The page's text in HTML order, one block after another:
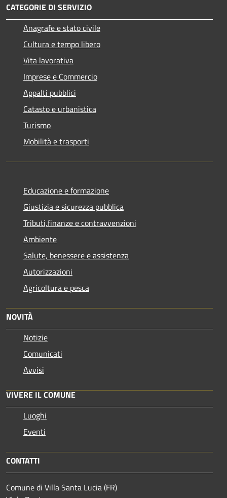
CATEGORIE DI SERVIZIO
Anagrafe e stato civile
Cultura e tempo libero
Vita lavorativa
Imprese e Commercio
Appalti pubblici
Catasto e urbanistica
Turismo
Mobilità e trasporti
Educazione e formazione
Giustizia e sicurezza pubblica
Tributi,finanze e contravvenzioni
Ambiente
Salute, benessere e assistenza
Autorizzazioni
Agricoltura e pesca
NOVITÀ
Notizie
Comunicati
Avvisi
VIVERE IL COMUNE
Luoghi
Eventi
CONTATTI
Comune di Villa Santa Lucia (FR)